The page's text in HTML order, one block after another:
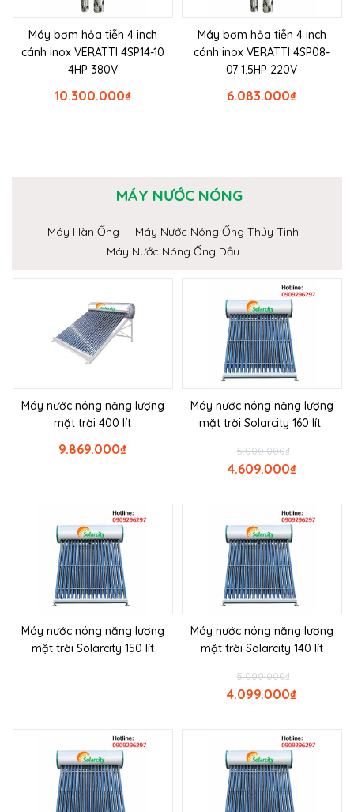
Máy bơm hỏa tiễn 4 inch
cánh inox VERATTI 4SP14-10
4HP 380V
₫
10.300.000
Máy bơm hỏa tiễn 4 inch
cánh inox VERATTI 4SP08-
07 1.5HP 220V
₫
6.083.000
MÁY NƯỚC NÓNG
Máy Hàn Ống
Máy Nước Nóng Ống Thủy Tinh
Máy Nước Nóng Ống Dầu
Máy nước nóng năng lượng
mặt trời 400 lít
₫
9.869.000
Máy nước nóng năng lượng
mặt trời Solarcity 160 lít
₫
5.000.000
₫
4.609.000
Máy nước nóng năng lượng
mặt trời Solarcity 150 lít
Máy nước nóng năng lượng
mặt trời Solarcity 140 lít
₫
5.000.000
₫
4.099.000